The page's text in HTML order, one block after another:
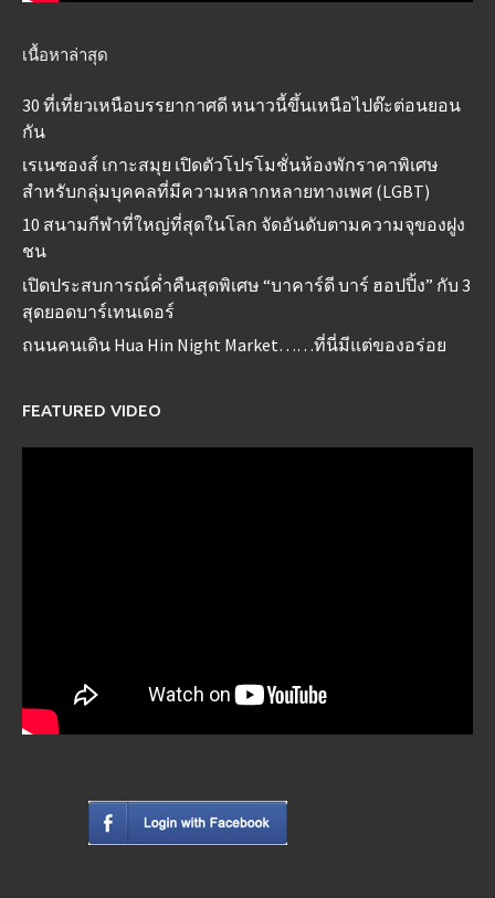
เนื้อหาล่าสุด
30 ที่เที่ยวเหนือบรรยากาศดี หนาวนี้ขึ้นเหนือไปต๊ะต่อนยอน
กัน
เรเนซองส์ เกาะสมุย เปิดตัวโปรโมชั่นห้องพักราคาพิเศษ
สำหรับกลุ่มบุคคลที่มีความหลากหลายทางเพศ (LGBT)
10 สนามกีฬาที่ใหญ่ที่สุดในโลก จัดอันดับตามความจุของฝูง
ชน
เปิดประสบการณ์ค่ำคืนสุดพิเศษ “บาคาร์ดี บาร์ ฮอปปิ้ง” กับ 3
สุดยอดบาร์เทนเดอร์
ถนนคนเดิน Hua Hin Night Market……ที่นี่มีแต่ของอร่อย
FEATURED VIDEO